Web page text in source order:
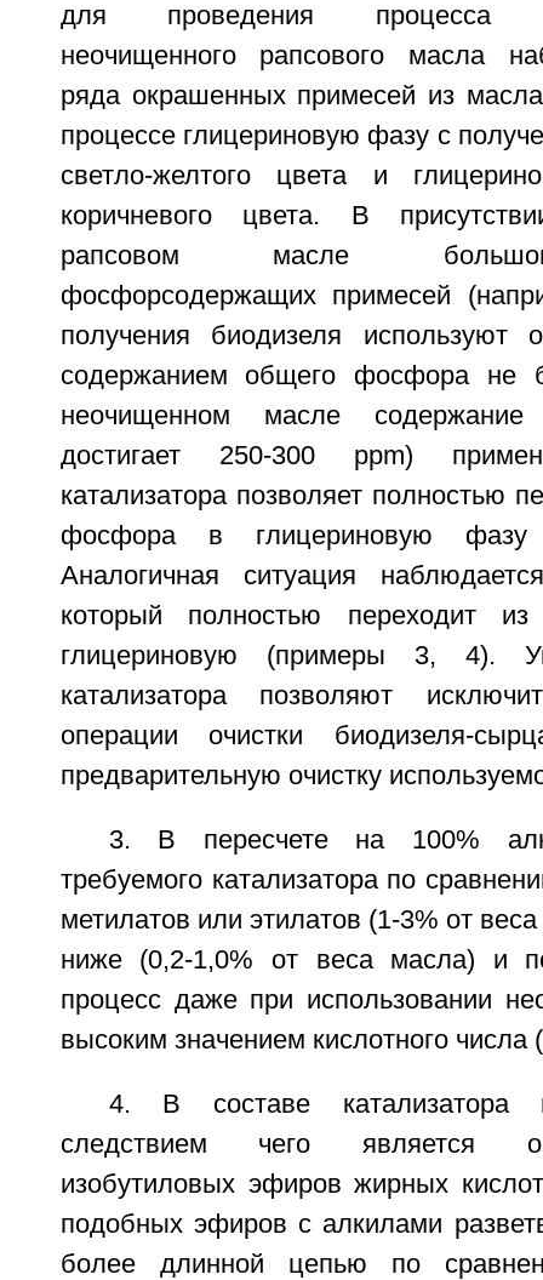
для проведения процесса
неочищенного рапсового масла
ряда окрашенных примесей из
процессе глицериновую фазу с
светло-желтого цвета и
коричневого цвета. В
рапсовом масле
фосфорсодержащих примесей
получения биодизеля используют
содержанием общего фосфора
неочищенном масле
достигает 250-300 ppm)
катализатора позволяет полностью
фосфора в глицериновую
Аналогичная ситуация
который полностью переходит
глицериновую (примеры 3, 4).
катализатора позволяют
операции очистки биодизеля-
предварительную очистку
3. В пересчете на 100%
требуемого катализатора по
метилатов или этилатов (1-3% от
ниже (0,2-1,0% от веса масла) и
процесс даже при использовании
высоким значением кислотного
4. В составе катализатора
следствием чего является
изобутиловых эфиров жирных
подобных эфиров с алкилами
более длинной цепью по